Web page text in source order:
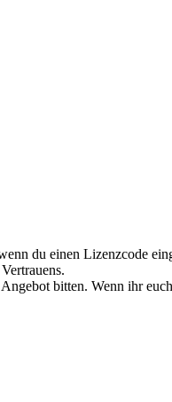
du einen Lizenzcode
bitten. Wenn ihr